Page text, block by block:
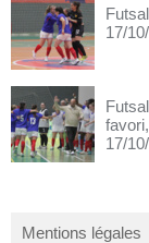
17/
17/
Mentions légales